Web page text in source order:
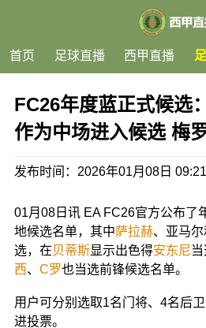
首页 足球直播 西甲直播
FC26年度蓝正式候选
作为中场进入候选 梅
发布时间：2026年01月08日
01月08日讯 EA FC26官方公布了
地候选名单，其中萨拉赫、亚马
选，在贝蒂斯显示出色得安东尼
西、 C罗也当选前锋候选名单。
用户可分别选取1名门将、4名后
进投票。